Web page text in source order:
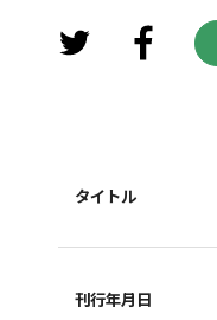
タイトル
刊行年月日